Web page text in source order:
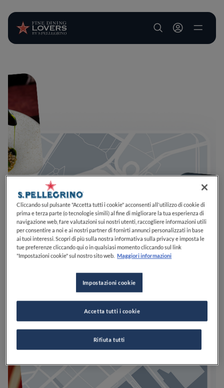
User account
Cliccando sul pulsante "Accetta tutti i cookie" acconsenti all'utilizzo di cookie di
prima e terza parte (o tecnologie simili) al fine di migliorare la tua esperienza di
navigazione web, fare valutazioni sui nostri utenti, raccogliere informazioni utili
per consentire a noi e ai nostri partner di fornirti annunci personalizzati in base
ai tuoi interessi. Scopri di più sulla nostra informativa sulla privacy e imposta le
tue preferenze cliccando qui o in qualsiasi momento cliccando sul link
"Impostazioni cookie" sul nostro sito web. Maggiori informazioni
Impostazioni cookie
Rifiuta tutti
Accetta tutti i cookie